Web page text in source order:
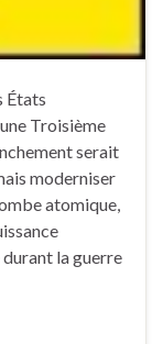
États
Troisième
serait
moderniser
atomique,
durant la guerre